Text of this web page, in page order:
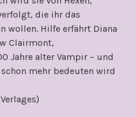
die ihr das
wollen. Hilfe erfährt Diana
Clairmont,
Jahre alter Vampir – und
mehr bedeuten wird